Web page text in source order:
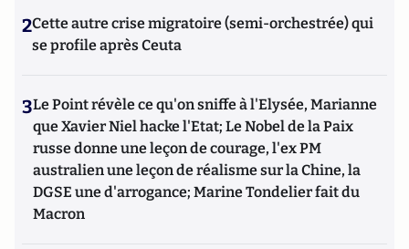
2Cette autre crise migratoire (semi-orchestrée) qui
se profile après Ceuta
3Le Point révèle ce qu'on sniffe à l'Elysée, Marianne
que Xavier Niel hacke l'Etat; Le Nobel de la Paix
russe donne une leçon de courage, l'ex PM
australien une leçon de réalisme sur la Chine, la
DGSE une d'arrogance; Marine Tondelier fait du
Macron